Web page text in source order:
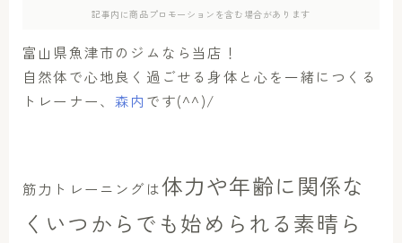
記事内に商品プロモーションを含む場合があります
富山県魚津市のジムなら当店！
自然体で心地良く過ごせる身体と心を一緒につくる
トレーナー、 森内 です(^^)/
筋力トレーニングは体力や年齢に関係な
くいつからでも始められる素晴ら